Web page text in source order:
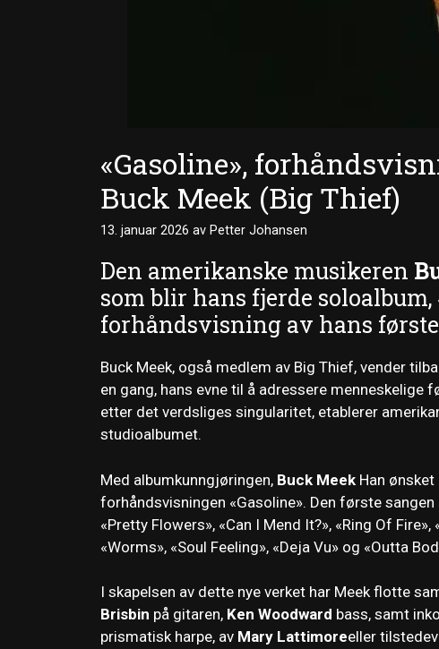
«Gasoline»,
Buck Meek (Big Thief)
13. januar 2026 av Petter Johansen
Den amerikanske musikeren
som blir hans fjerde soloalbum,
forhåndsvisning av hans første
Buck Meek, også medlem av Big Thief, vender
en gang, hans evne til å adressere
etter det verdsliges singularitet, etablerer
studioalbumet.
Med albumkunngjøringen, Buck Meek Han
forhåndsvisningen «Gasoline». Den første
«Pretty Flowers», «Can I Mend It?», «Ring Of
«Worms», «Soul Feeling», «Deja Vu» og «Outta
I skapelsen av dette nye verket har Meek flotte
Brisbin på gitaren, Ken Woodward bass, samt
prismatisk harpe, av Mary Lattimoreeller